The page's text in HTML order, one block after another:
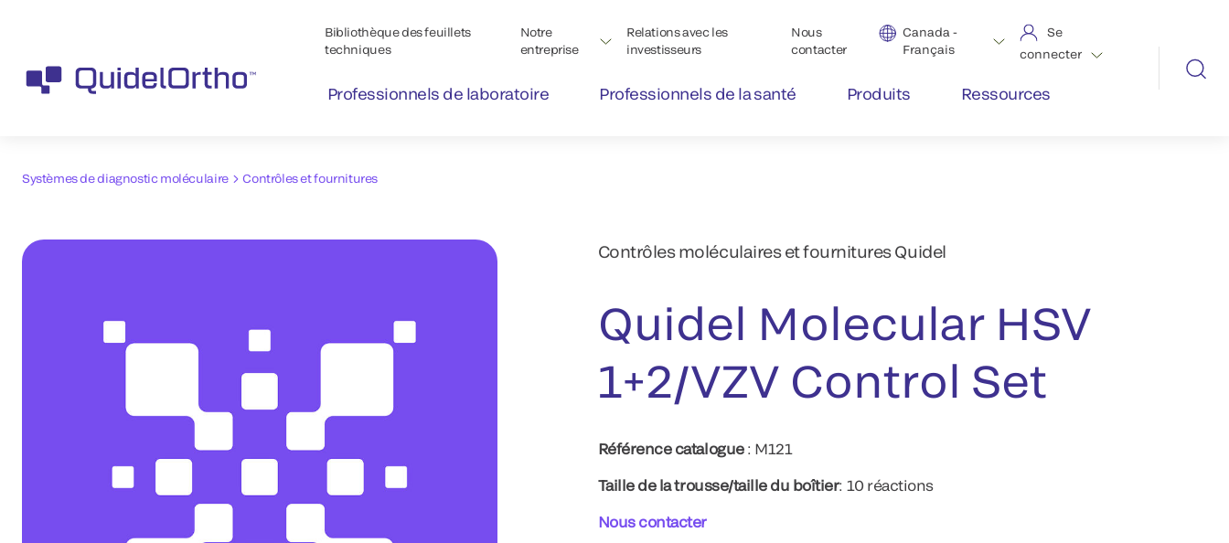
Bibliothèque des feuillets
techniques
Notre
entreprise
Relations avec les
investisseurs
Nous
contacter
Canada -
Français
Se
connecter
Professionnels de laboratoire Professionnels de la santé Produits Ressources
Systèmes de diagnostic moléculaire Contrôles et fournitures
Contrôles moléculaires et fournitures Quidel
Quidel Molecular HSV
1+2/VZV Control Set
Référence catalogue: M121
Taille de la trousse/taille du boîtier: 10 réactions
Nous contacter